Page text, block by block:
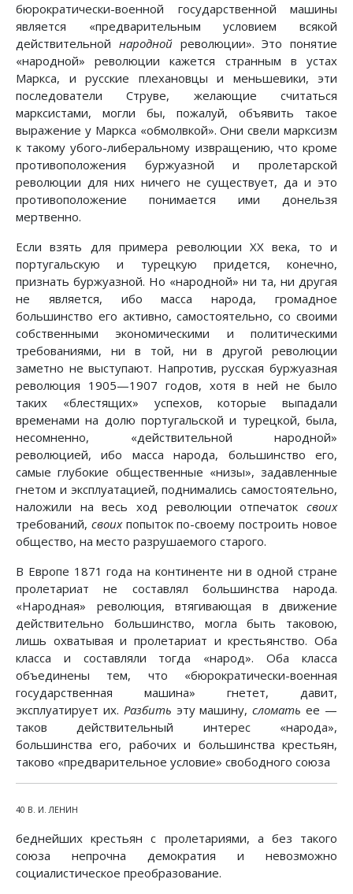
бюрократически-военной государственной машины
является «предварительным условием всякой
действительной народнойреволюции». Это понятие
«народной» революции кажется странным в устах
Маркса, и русские плехановцы и меньшевики, эти
последователи Струве, желающие считаться
марксистами, могли бы, пожалуй, объявить такое
выражение у Маркса «обмолвкой». Они свели марксизм
к такому убого-либеральному извращению, что кроме
противоположения буржуазной и пролетарской
революции для них ничего не существует, да и это
противоположение понимается ими донельзя
мертвенно.
Если взять для примера революции XX века, то и
португальскую и турецкую придется, конечно,
признать буржуазной. Но «народной» ни та, ни другая
не является, ибо масса народа, громадное
большинство его активно, самостоятельно, со своими
собственными экономическими и политическими
требованиями, ни в той, ни в другой революции
заметно не выступают. Напротив, русская буржуазная
революция 1905—1907 годов, хотя в ней не было
таких «блестящих» успехов, которые выпадали
временами на долю португальской и турецкой, была,
несомненно, «действительной народной»
революцией, ибо масса народа, большинство его,
самые глубокие общественные «низы», задавленные
гнетом и эксплуатацией, поднимались самостоятельно,
наложили на весь ход революции отпечаток своих
требований, своихпопыток по-своему построить новое
общество, на место разрушаемого старого.
В Европе 1871 года на континенте ни в одной стране
пролетариат не составлял большинства народа.
«Народная» революция, втягивающая в движение
действительно большинство, могла быть таковою,
лишь охватывая и пролетариат и крестьянство. Оба
класса и составляли тогда «народ». Оба класса
объединены тем, что «бюрократически-военная
государственная машина» гнетет, давит,
эксплуатирует их. Разбить эту машину,сломать ее —
таков действительный интерес «народа»,
большинства его, рабочих и большинства крестьян,
таково «предварительное условие» свободного союза
40 В. И. ЛЕНИН
беднейших крестьян с пролетариями, а без такого
союза непрочна демократия и невозможно
социалистическое преобразование.